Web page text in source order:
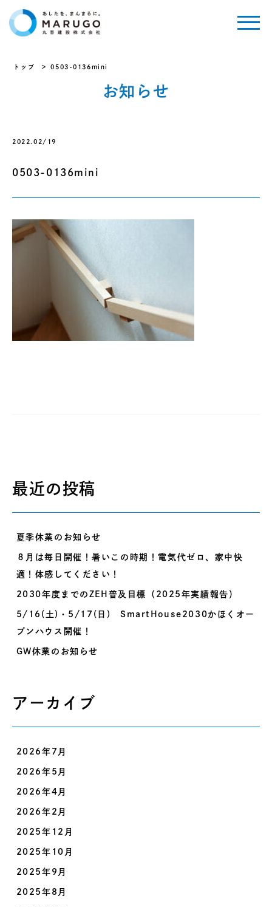
トップ 0503-0136mini
お知らせ
2022.02/19
0503-0136mini
最近の投稿
夏季休業のお知らせ
８月は毎日開催！暑いこの時期！電気代ゼロ、家中快
適！体感してください！
2030年度までのZEH普及目標（2025年実績報告）
5/16(土)・5/17(日) SmartHouse2030かほくオー
プンハウス開催！
GW休業のお知らせ
アーカイブ
2026年7月
2026年5月
2026年4月
2026年2月
2025年12月
2025年10月
2025年9月
2025年8月